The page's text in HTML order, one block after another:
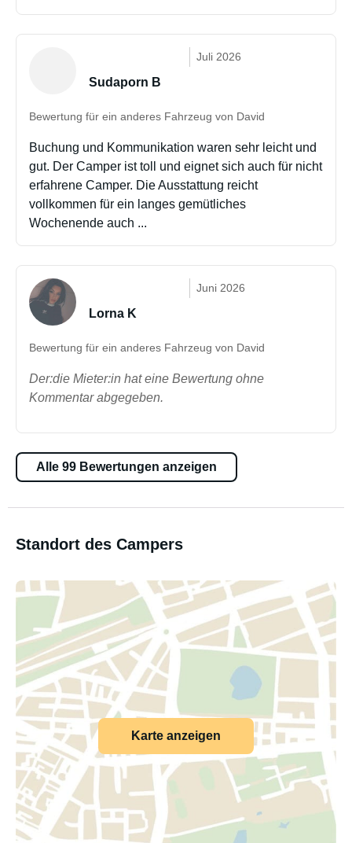
Juli 2026
Sudaporn B
Bewertung für ein anderes Fahrzeug von David
Buchung und Kommunikation waren sehr leicht und
gut. Der Camper ist toll und eignet sich auch für nicht
erfahrene Camper. Die Ausstattung reicht
vollkommen für ein langes gemütliches
Wochenende auch ...
Juni 2026
Lorna K
Bewertung für ein anderes Fahrzeug von David
Der:die Mieter:in hat eine Bewertung ohne
Kommentar abgegeben.
Alle 99 Bewertungen anzeigen
Standort des Campers
Karte anzeigen